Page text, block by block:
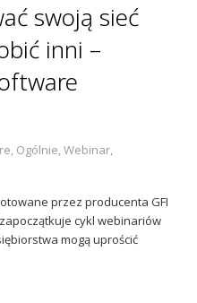
swoją sieć
inni –
, Ogólnie,Webinar,
przez producenta GFI
cykl webinariów
mogą uprościć